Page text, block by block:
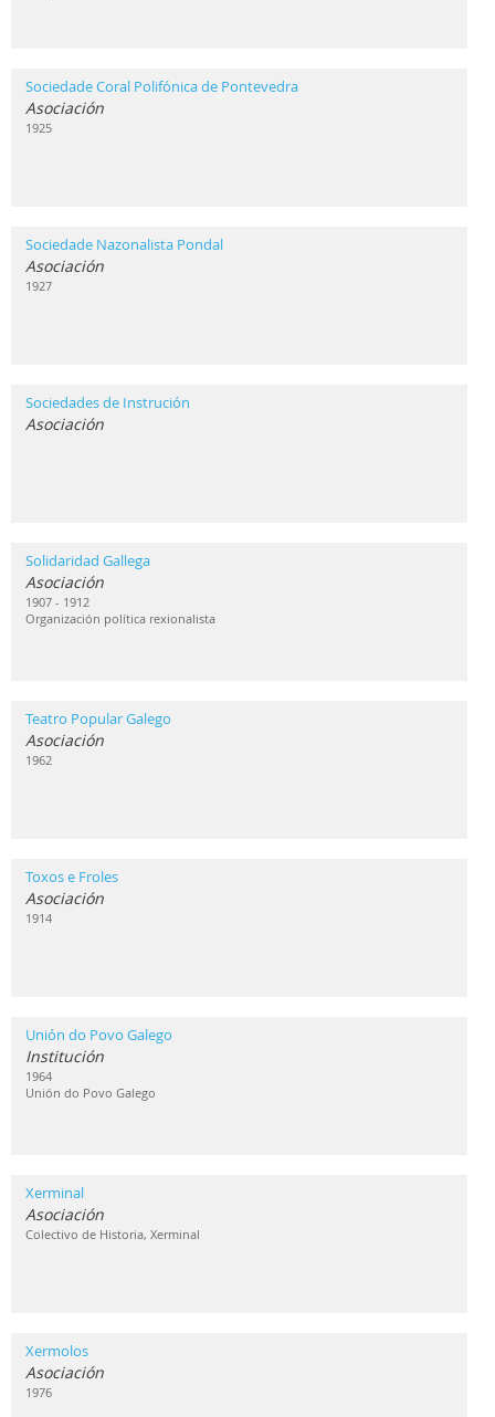
Sociedade Coral Polifónica de Pontevedra
Asociación
1925
Sociedade Nazonalista Pondal
Asociación
1927
Sociedades de Instrución
Asociación
Solidaridad Gallega
Asociación
1907 - 1912
Organización política rexionalista
Teatro Popular Galego
Asociación
1962
Toxos e Froles
Asociación
1914
Unión do Povo Galego
Institución
1964
Unión do Povo Galego
Xerminal
Asociación
Colectivo de Historia, Xerminal
Xermolos
Asociación
1976